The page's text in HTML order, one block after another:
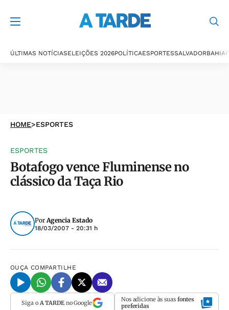
ÚLTIMAS NOTÍCIASELEIÇÕES 2026POLÍTICAESPORTESSALVADORBAHIA
HOME>ESPORTES
ESPORTES
Botafogo vence Fluminense no
clássico da Taça Rio
PorAgencia Estado
18/03/2007 - 20:31 h
OUÇA COMPARTILHE
Siga o A TARDEno Google Nos adicione às suas fontes
preferidas